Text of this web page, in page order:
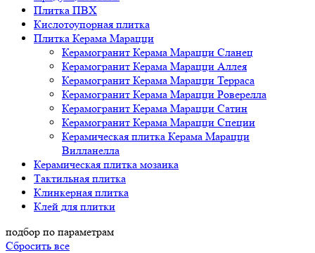
Плитка ПВХ
Кислотоупорная плитка
Плитка Керама Марацци
Керамогранит Керама Марацци Сланец
Керамогранит Керама Марацци Аллея
Керамогранит Керама Марацци Терраса
Керамогранит Керама Марацци Роверелла
Керамогранит Керама Марацци Сатин
Керамогранит Керама Марацци Специи
Керамическая плитка Керама Марацци
Вилланелла
Керамическая плитка мозаика
Тактильная плитка
Клинкерная плитка
Клей для плитки
подбор по параметрам
Сбросить все